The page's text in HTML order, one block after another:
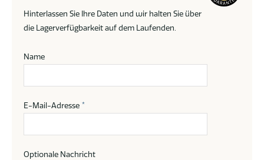
Hinterlassen Sie Ihre Daten und wir halten Sie über
die Lagerverfügbarkeit auf dem Laufenden.
Name
E-Mail-Adresse *
Optionale Nachricht